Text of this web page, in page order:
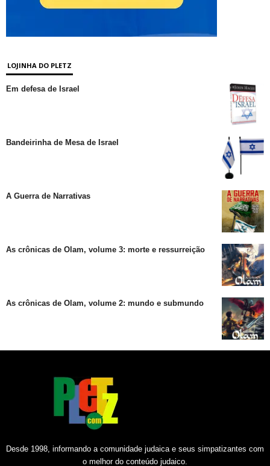
LOJINHA DO PLETZ
Em defesa de Israel
Bandeirinha de Mesa de Israel
A Guerra de Narrativas
As crônicas de Olam, volume 3: morte e ressurreição
As crônicas de Olam, volume 2: mundo e submundo
Desde 1998, informando a comunidade judaica e seus simpatizantes com
o melhor do conteúdo judaico.